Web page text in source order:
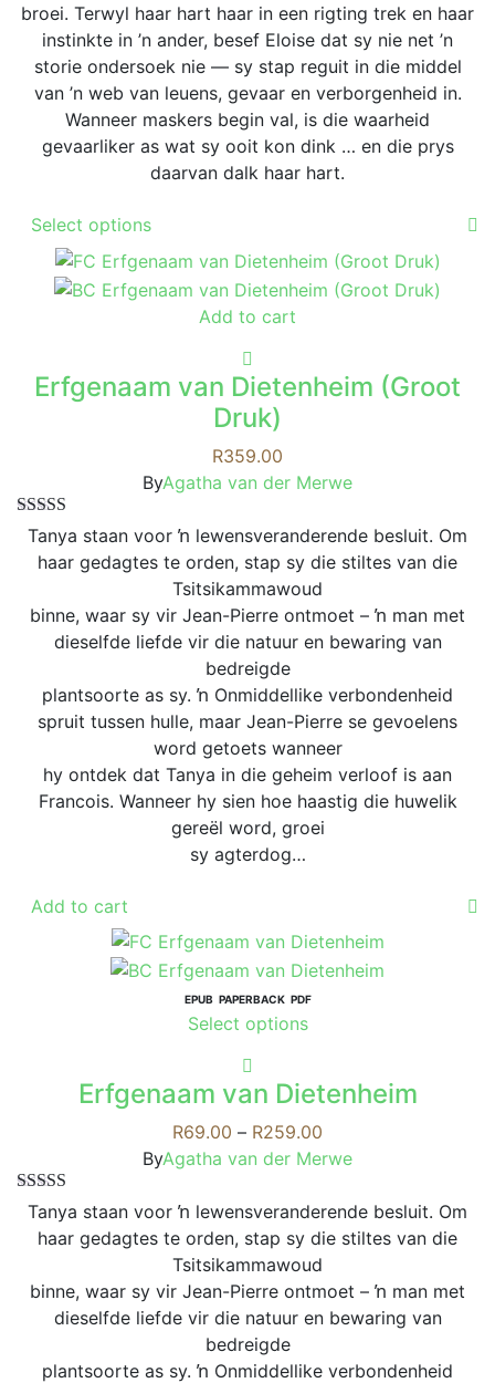
broei. Terwyl haar hart haar in een rigting trek en haar
instinkte in ’n ander, besef Eloise dat sy nie net ’n
storie ondersoek nie — sy stap reguit in die middel
van ’n web van leuens, gevaar en verborgenheid in.
Wanneer maskers begin val, is die waarheid
gevaarliker as wat sy ooit kon dink … en die prys
daarvan dalk haar hart.
Select options
has
multiple
variants.
options
may
chosen
on
product
page
Add to cart
Erfgenaam van Dietenheim (Groot
Druk)
R359.00
ByAgatha van der Merwe
Rated5.00
out of 5
Tanya staan voor ŉ lewensveranderende besluit. Om
haar gedagtes te orden, stap sy die stiltes van die
Tsitsikammawoud
binne, waar sy vir Jean-Pierre ontmoet – ŉ man met
dieselfde liefde vir die natuur en bewaring van
bedreigde
plantsoorte as sy. ŉ Onmiddellike verbondenheid
spruit tussen hulle, maar Jean-Pierre se gevoelens
word getoets wanneer
hy ontdek dat Tanya in die geheim verloof is aan
Francois. Wanneer hy sien hoe haastig die huwelik
gereël word, groei
sy agterdog…
Add to cart
EPUB PAPERBACK PDF
Select optionsThis
multiple
variants.
The
may
be
chosen
on
the
page
Erfgenaam van Dietenheim
R69.00 – R259.00
range:
through
R259.00
ByAgatha van der Merwe
Rated5.00
out of 5
Tanya staan voor ŉ lewensveranderende besluit. Om
haar gedagtes te orden, stap sy die stiltes van die
Tsitsikammawoud
binne, waar sy vir Jean-Pierre ontmoet – ŉ man met
dieselfde liefde vir die natuur en bewaring van
bedreigde
plantsoorte as sy. ŉ Onmiddellike verbondenheid